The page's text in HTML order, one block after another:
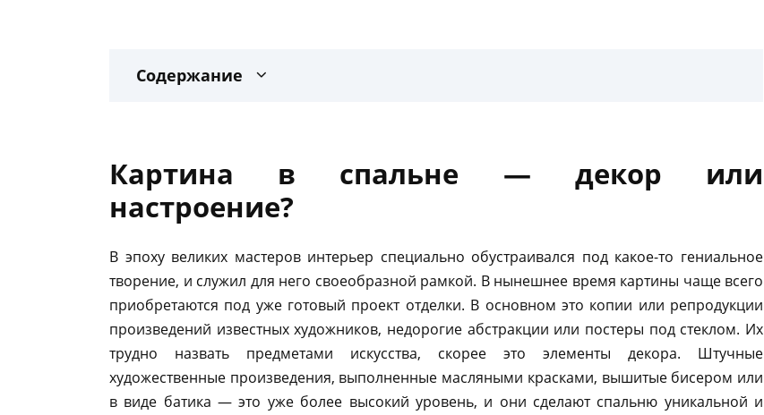
Содержание
Картина в спальне — декор или
настроение?
В эпоху великих мастеров интерьер специально обустраивался под какое-то гениальное
творение, и служил для него своеобразной рамкой. В нынешнее время картины чаще всего
приобретаются под уже готовый проект отделки. В основном это копии или репродукции
произведений известных художников, недорогие абстракции или постеры под стеклом. Их
трудно назвать предметами искусства, скорее это элементы декора. Штучные
художественные произведения, выполненные масляными красками, вышитые бисером или
в виде батика — это уже более высокий уровень, и они сделают спальню уникальной и